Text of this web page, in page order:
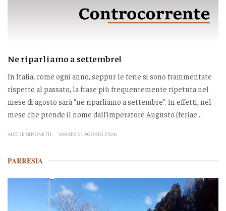
Ne riparliamo a settembre!
In Italia, come ogni anno, seppur le ferie si sono frammentate
rispetto al passato, la frase più frequentemente ripetuta nel
mese di agosto sarà “ne riparliamo a settembre”. In effetti, nel
mese che prende il nome dall’imperatore Augusto (feriae...
ALCIDE SIMONETTI SABATO 01 AGOSTO 2026
PARRESIA